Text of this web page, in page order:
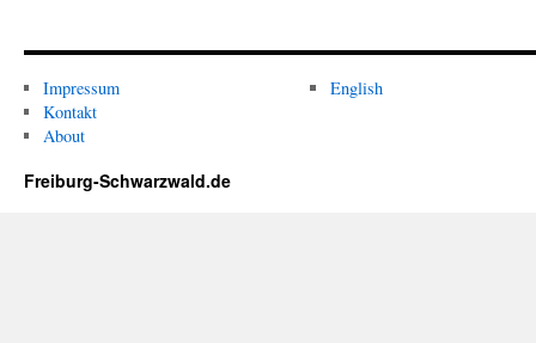
Impressum
Kontakt
About
English
Freiburg-Schwarzwald.de